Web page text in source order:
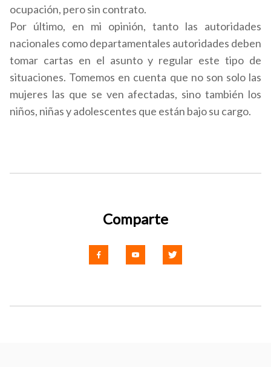
ocupación, pero sin contrato.
Por último, en mi opinión, tanto las autoridades
nacionales como departamentales autoridades deben
tomar cartas en el asunto y regular este tipo de
situaciones. Tomemos en cuenta que no son solo las
mujeres las que se ven afectadas, sino también los
niños, niñas y adolescentes que están bajo su cargo.
Comparte